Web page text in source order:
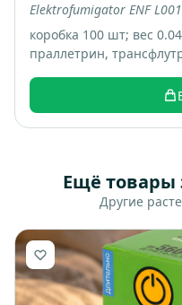
Elektrofumigator ENF
коробка 100 шт; вес
праллетрин,
Ещё товары
Другие